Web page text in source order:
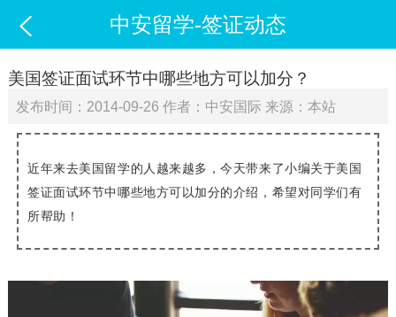
 中安留学-签证动态
美国签证面试环节中哪些地方可以加分？
发布时间：2014-09-26 作者：中安国际 来源：本站
近年来去美国留学的人越来越多，今天带来了小编关于美国
签证面试环节中哪些地方可以加分的介绍，希望对同学们有
所帮助！